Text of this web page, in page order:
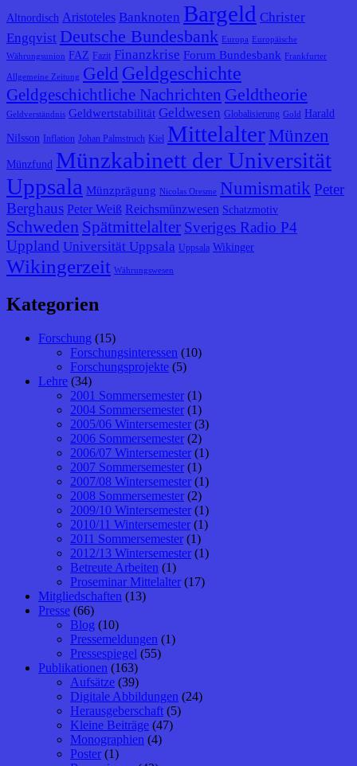
Altnordisch Aristoteles Banknoten Bargeld Christer
Engqvist Deutsche Bundesbank Europa
Europäische
Währungsunion
FAZ Fazit Finanzkrise Forum Bundesbank Frankfurter
Allgemeine Zeitung Geld Geldgeschichte
Geldgeschichtliche Nachrichten Geldtheorie
Geldverständnis Geldwertstabilität Geldwesen Globalisierung Gold Harald
Nilsson Inflation Johan Palmstruch Kiel Mittelalter Münzen
Münzfund Münzkabinett der Universität
Uppsala Münzprägung Nicolas Oresme Numismatik Peter
Berghaus Peter Weiß Reichsmünzwesen Schatzmotiv
Schweden Spätmittelalter Sveriges Radio P4
Uppland Universität Uppsala Uppsala Wikinger
Wikingerzeit Währungswesen
Kategorien
Forschung (15)
Forschungsinteressen (10)
Forschungsprojekte (5)
Lehre (34)
2001 Sommersemester (1)
2004 Sommersemester (1)
2005/06 Wintersemester (3)
2006 Sommersemester (2)
2006/07 Wintersemester (1)
2007 Sommersemester (1)
2007/08 Wintersemester (1)
2008 Sommersemester (2)
2009/10 Wintersemester (1)
2010/11 Wintersemester (1)
2011 Sommersemester (1)
2012/13 Wintersemester (1)
Betreute Arbeiten (1)
Proseminar Mittelalter (17)
Mitgliedschaften (13)
Presse (66)
Blog (10)
Pressemeldungen (1)
Pressespiegel (55)
Publikationen (163)
Aufsätze (39)
Digitale Abbildungen (24)
Herausgeberschaft (5)
Kleine Beiträge (47)
Monographien (4)
Poster (1)